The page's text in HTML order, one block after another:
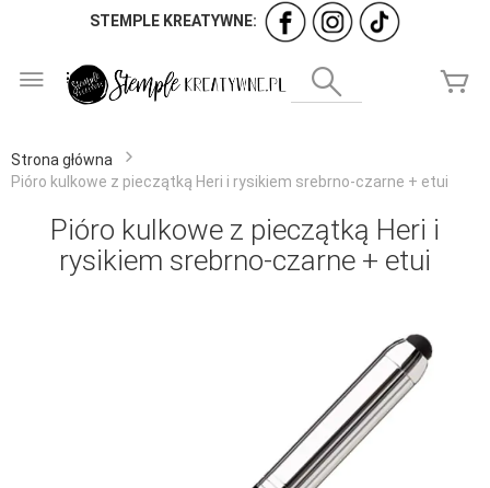
STEMPLE KREATYWNE:
do
treści
Strona główna
Pióro kulkowe z pieczątką Heri i rysikiem srebrno-czarne + etui
Pióro kulkowe z pieczątką Heri i
rysikiem srebrno-czarne + etui